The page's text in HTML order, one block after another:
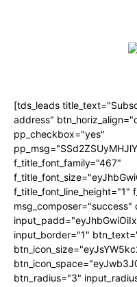
[tds_leads
address"
pp_checkbox="yes"
f_title_font_family="467"
f_title_font_line_height="1"
input_border="1"
btn_radius="3"